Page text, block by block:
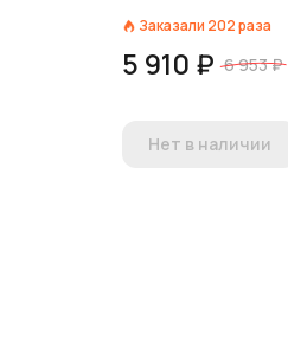
Заказали 202раза
5 910 ₽ 6 953 ₽
Нет в наличии